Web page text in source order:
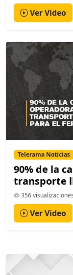
Ver Video
Telerama Noticias
90% de la
transporte
356 visualizaciones
Ver Video